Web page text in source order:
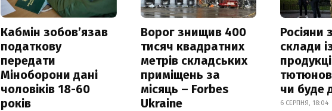
Кабмін зобовʼязав
податкову
передати
Міноборони дані
чоловіків 18-60
років
Ворог знищив 400
тисяч квадратних
метрів складських
приміщень за
місяць – Forbes
Ukraine
Росіяни
склади
чи буде
6 СЕРПНЯ, 18:04